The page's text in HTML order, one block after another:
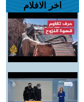
اخر الافلام